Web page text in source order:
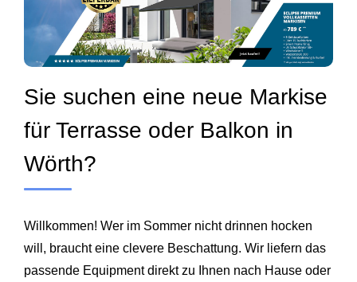
Sie suchen eine neue Markise
für Terrasse oder Balkon in
Wörth?
Willkommen! Wer im Sommer nicht drinnen hocken
will, braucht eine clevere Beschattung. Wir liefern das
passende Equipment direkt zu Ihnen nach Hause oder